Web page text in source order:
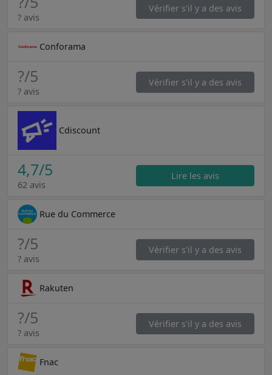
? avis
Vérifier s'il y a des avis
Conforama
?/5
? avis
Vérifier s'il y a des avis
Cdiscount
4,7/5
62 avis
Lire les avis
Rue du Commerce
?/5
? avis
Vérifier s'il y a des avis
Rakuten
?/5
? avis
Vérifier s'il y a des avis
Fnac